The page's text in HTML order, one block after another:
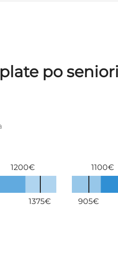
po
1375€
1200€
905€
1100€